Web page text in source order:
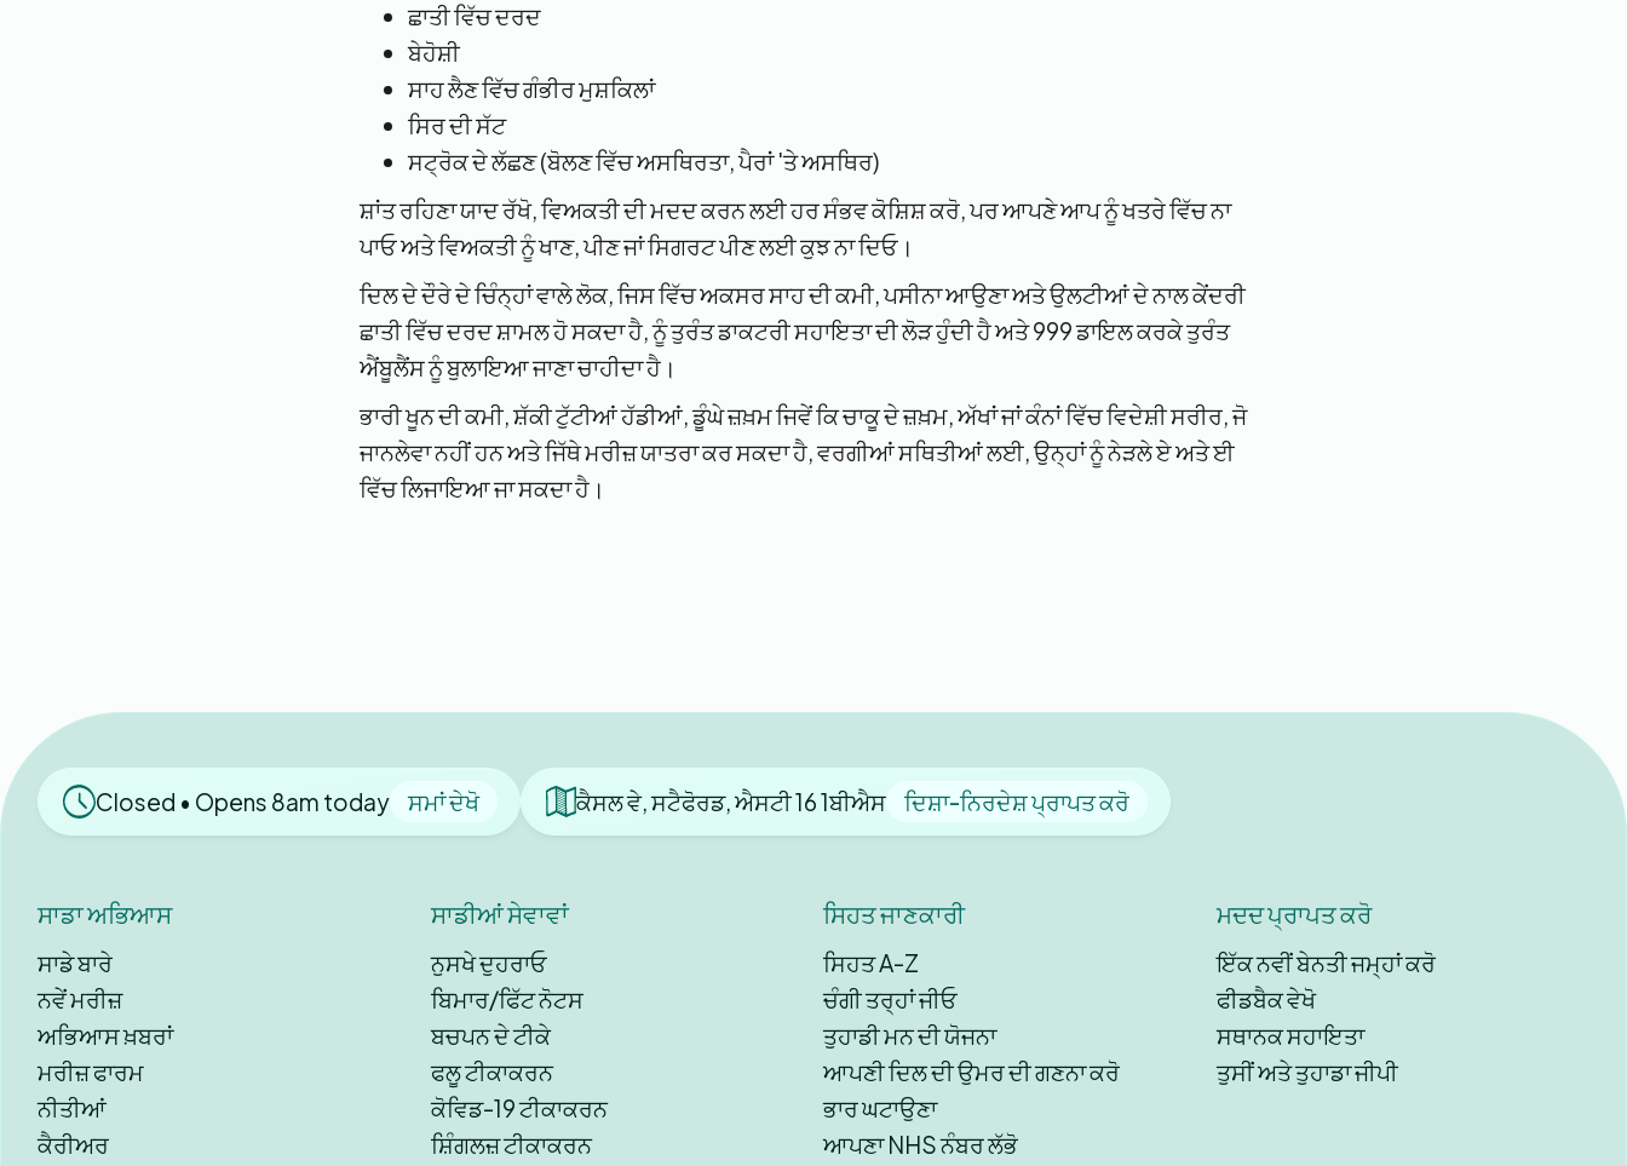
ਛਾਤੀ ਵਿੱਚ ਦਰਦ
ਬੇਹੋਸ਼ੀ
ਸਾਹ ਲੈਣ ਵਿੱਚ ਗੰਭੀਰ ਮੁਸ਼ਕਿਲਾਂ
ਸਿਰ ਦੀ ਸੱਟ
ਸਟ੍ਰੋਕ ਦੇ ਲੱਛਣ (ਬੋਲਣ ਵਿੱਚ ਅਸਥਿਰਤਾ, ਪੈਰਾਂ 'ਤੇ ਅਸਥਿਰ)
ਸ਼ਾਂਤ ਰਹਿਣਾ ਯਾਦ ਰੱਖੋ, ਵਿਅਕਤੀ ਦੀ ਮਦਦ ਕਰਨ ਲਈ ਹਰ ਸੰਭਵ ਕੋਸ਼ਿਸ਼ ਕਰੋ, ਪਰ ਆਪਣੇ ਆਪ ਨੂੰ ਖਤਰੇ ਵਿੱਚ ਨਾ
ਪਾਓ ਅਤੇ ਵਿਅਕਤੀ ਨੂੰ ਖਾਣ, ਪੀਣ ਜਾਂ ਸਿਗਰਟ ਪੀਣ ਲਈ ਕੁਝ ਨਾ ਦਿਓ।
ਦਿਲ ਦੇ ਦੌਰੇ ਦੇ ਚਿੰਨ੍ਹਾਂ ਵਾਲੇ ਲੋਕ, ਜਿਸ ਵਿੱਚ ਅਕਸਰ ਸਾਹ ਦੀ ਕਮੀ, ਪਸੀਨਾ ਆਉਣਾ ਅਤੇ ਉਲਟੀਆਂ ਦੇ ਨਾਲ ਕੇਂਦਰੀ
ਛਾਤੀ ਵਿੱਚ ਦਰਦ ਸ਼ਾਮਲ ਹੋ ਸਕਦਾ ਹੈ, ਨੂੰ ਤੁਰੰਤ ਡਾਕਟਰੀ ਸਹਾਇਤਾ ਦੀ ਲੋੜ ਹੁੰਦੀ ਹੈ ਅਤੇ 999 ਡਾਇਲ ਕਰਕੇ ਤੁਰੰਤ
ਐਂਬੂਲੈਂਸ ਨੂੰ ਬੁਲਾਇਆ ਜਾਣਾ ਚਾਹੀਦਾ ਹੈ।
ਭਾਰੀ ਖੂਨ ਦੀ ਕਮੀ, ਸ਼ੱਕੀ ਟੁੱਟੀਆਂ ਹੱਡੀਆਂ, ਡੂੰਘੇ ਜ਼ਖ਼ਮ ਜਿਵੇਂ ਕਿ ਚਾਕੂ ਦੇ ਜ਼ਖ਼ਮ, ਅੱਖਾਂ ਜਾਂ ਕੰਨਾਂ ਵਿੱਚ ਵਿਦੇਸ਼ੀ ਸਰੀਰ, ਜੋ
ਜਾਨਲੇਵਾ ਨਹੀਂ ਹਨ ਅਤੇ ਜਿੱਥੇ ਮਰੀਜ਼ ਯਾਤਰਾ ਕਰ ਸਕਦਾ ਹੈ, ਵਰਗੀਆਂ ਸਥਿਤੀਆਂ ਲਈ, ਉਨ੍ਹਾਂ ਨੂੰ ਨੇੜਲੇ ਏ ਅਤੇ ਈ
ਵਿੱਚ ਲਿਜਾਇਆ ਜਾ ਸਕਦਾ ਹੈ।
Closed • Opens 8am today ਸਮਾਂ ਦੇਖੋ ਕੈਸਲ ਵੇ, ਸਟੈਫੋਰਡ, ਐਸਟੀ 16 1ਬੀਐਸ ਦਿਸ਼ਾ-ਨਿਰਦੇਸ਼ ਪ੍ਰਾਪਤ ਕਰੋ
ਸਾਡਾ ਅਭਿਆਸ
ਸਾਡੇ ਬਾਰੇ
ਨਵੇਂ ਮਰੀਜ਼
ਅਭਿਆਸ ਖ਼ਬਰਾਂ
ਮਰੀਜ਼ ਫਾਰਮ
ਨੀਤੀਆਂ
ਕੈਰੀਅਰ
ਸਾਡੀਆਂ ਸੇਵਾਵਾਂ
ਨੁਸਖੇ ਦੁਹਰਾਓ
ਬਿਮਾਰ/ਫਿੱਟ ਨੋਟਸ
ਬਚਪਨ ਦੇ ਟੀਕੇ
ਫਲੂ ਟੀਕਾਕਰਨ
ਕੋਵਿਡ-19 ਟੀਕਾਕਰਨ
ਸ਼ਿੰਗਲਜ਼ ਟੀਕਾਕਰਨ
ਸਿਹਤ ਜਾਣਕਾਰੀ
ਸਿਹਤ A-Z
ਚੰਗੀ ਤਰ੍ਹਾਂ ਜੀਓ
ਤੁਹਾਡੀ ਮਨ ਦੀ ਯੋਜਨਾ
ਆਪਣੀ ਦਿਲ ਦੀ ਉਮਰ ਦੀ ਗਣਨਾ ਕਰੋ
ਭਾਰ ਘਟਾਉਣਾ
ਆਪਣਾ NHS ਨੰਬਰ ਲੱਭੋ
ਮਦਦ ਪ੍ਰਾਪਤ ਕਰੋ
ਇੱਕ ਨਵੀਂ ਬੇਨਤੀ ਜਮ੍ਹਾਂ ਕਰੋ
ਫੀਡਬੈਕ ਵੇਖੋ
ਸਥਾਨਕ ਸਹਾਇਤਾ
ਤੁਸੀਂ ਅਤੇ ਤੁਹਾਡਾ ਜੀਪੀ